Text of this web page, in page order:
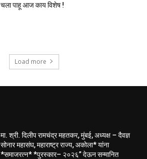
चला पाहू आज काय विशेष !
Load more
मा. श्री. दिलीप रामचंद्र महतकर, मुंबई, अध्यक्ष – दैवज्ञ
सोनार महासंघ, महाराष्ट्र राज्य, अकोला* यांना
*समाजरत्न* *पुरस्कार– २०२६” देऊन सन्मानित